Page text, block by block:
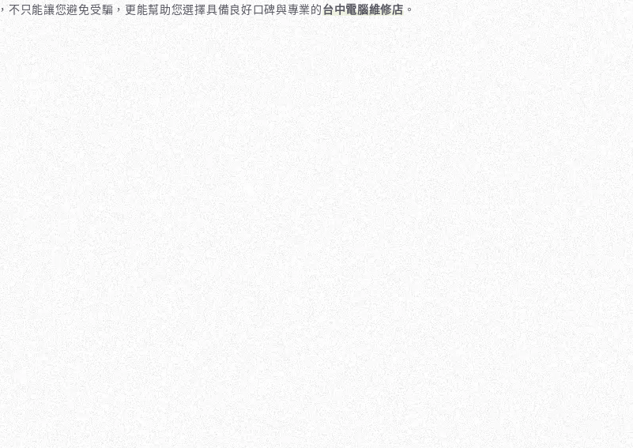
，不只能讓您避免受騙，更能幫助您選擇具備良好口碑與專業的台中電腦維修店。